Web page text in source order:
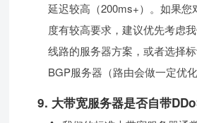
延迟较高（200ms+）。如果您
度有较高要求，建议优先考虑
线路的服务器方案，或者选择
BGP服务器（路由会做一定优化
9. 大带宽服务器是否自带